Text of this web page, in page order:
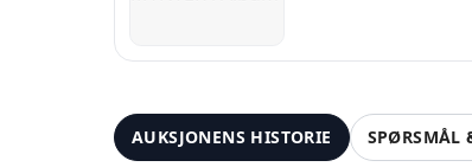
AUKSJONENS HISTORIE SPØRSMÅL